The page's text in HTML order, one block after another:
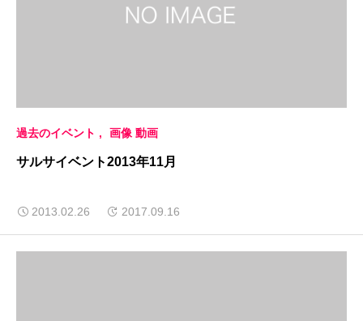
過去のイベント 画像 動画
サルサイベント2013年11月
2013.02.26 2017.09.16